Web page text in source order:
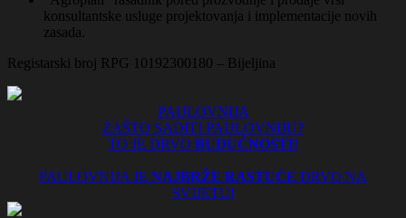
konsultantske usluge projektovanja i implementacije novih
zasada.
Registarski broj RPG 10192300180 – Bijeljina
PAULOVNIJA
ZAŠTO SADITI PAULOVNIJU?
TO JE DRVO BUDUĆNOSTI!
PAULOVNIJA JE NAJBRŽE RASTUĆE DRVO NA
SVIJETU!